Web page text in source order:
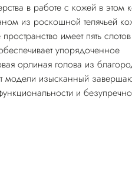
в работе с кожей в этом
из роскошной телячьей
имеет пять
упорядоченное
орлиная голова из
модели изысканный
и